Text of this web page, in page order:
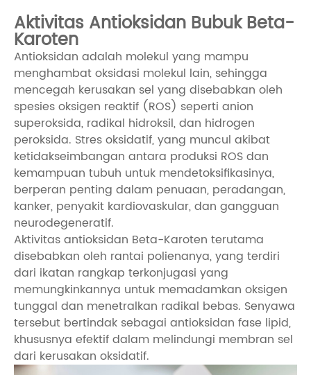
Aktivitas Antioksidan Bubuk Beta-
Karoten
Antioksidan adalah molekul yang mampu
menghambat oksidasi molekul lain, sehingga
mencegah kerusakan sel yang disebabkan oleh
spesies oksigen reaktif (ROS) seperti anion
superoksida, radikal hidroksil, dan hidrogen
peroksida. Stres oksidatif, yang muncul akibat
ketidakseimbangan antara produksi ROS dan
kemampuan tubuh untuk mendetoksifikasinya,
berperan penting dalam penuaan, peradangan,
kanker, penyakit kardiovaskular, dan gangguan
neurodegeneratif.
Aktivitas antioksidan Beta-Karoten terutama
disebabkan oleh rantai polienanya, yang terdiri
dari ikatan rangkap terkonjugasi yang
memungkinkannya untuk memadamkan oksigen
tunggal dan menetralkan radikal bebas. Senyawa
tersebut bertindak sebagai antioksidan fase lipid,
khususnya efektif dalam melindungi membran sel
dari kerusakan oksidatif.